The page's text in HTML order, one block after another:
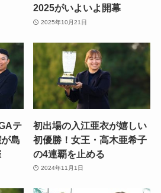
2025がいよいよ開幕
2025年10月21日
テ
島
初出場の入江亜衣が嬉しい
初優勝！女王・高木亜希子
の4連覇を止める
2024年11月1日